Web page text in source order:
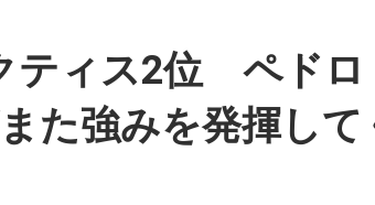
ティス2位 ペドロ
た強みを発揮して